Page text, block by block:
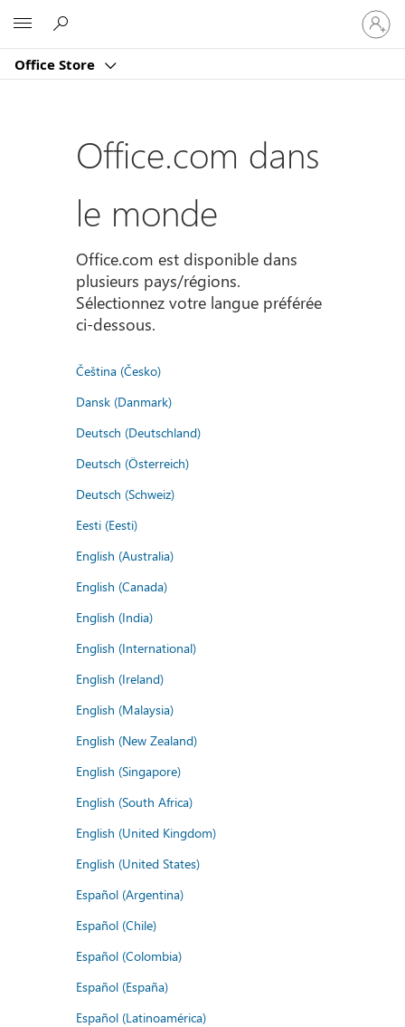
Office Store
vous
à
compte
Office.com dans
le monde
Office.com est disponible dans
plusieurs pays/régions.
Sélectionnez votre langue préférée
ci-dessous.
Čeština (Česko)
Dansk (Danmark)
Deutsch (Deutschland)
Deutsch (Österreich)
Deutsch (Schweiz)
Eesti (Eesti)
English (Australia)
English (Canada)
English (India)
English (International)
English (Ireland)
English (Malaysia)
English (New Zealand)
English (Singapore)
English (South Africa)
English (United Kingdom)
English (United States)
Español (Argentina)
Español (Chile)
Español (Colombia)
Español (España)
Español (Latinoamérica)